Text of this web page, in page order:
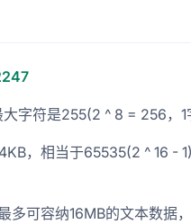
字符是255(2 ^ 8 = 256，1
，相当于65535(2 ^ 16 -
可容纳16MB的文本数据